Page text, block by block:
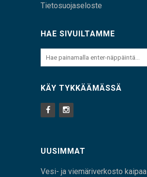
Tietosuojaseloste
HAE SIVUILTAMME
KÄY TYKKÄÄMÄSSÄ
UUSIMMAT
Vesi- ja viemäriverkosto kaipaa